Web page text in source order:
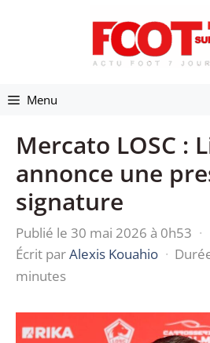
Menu
Mercato LOSC :
annonce une
signature
Publié le 30 mai 2026 à 0h53 ·
Écrit parAlexis Kouahio ·
minutes